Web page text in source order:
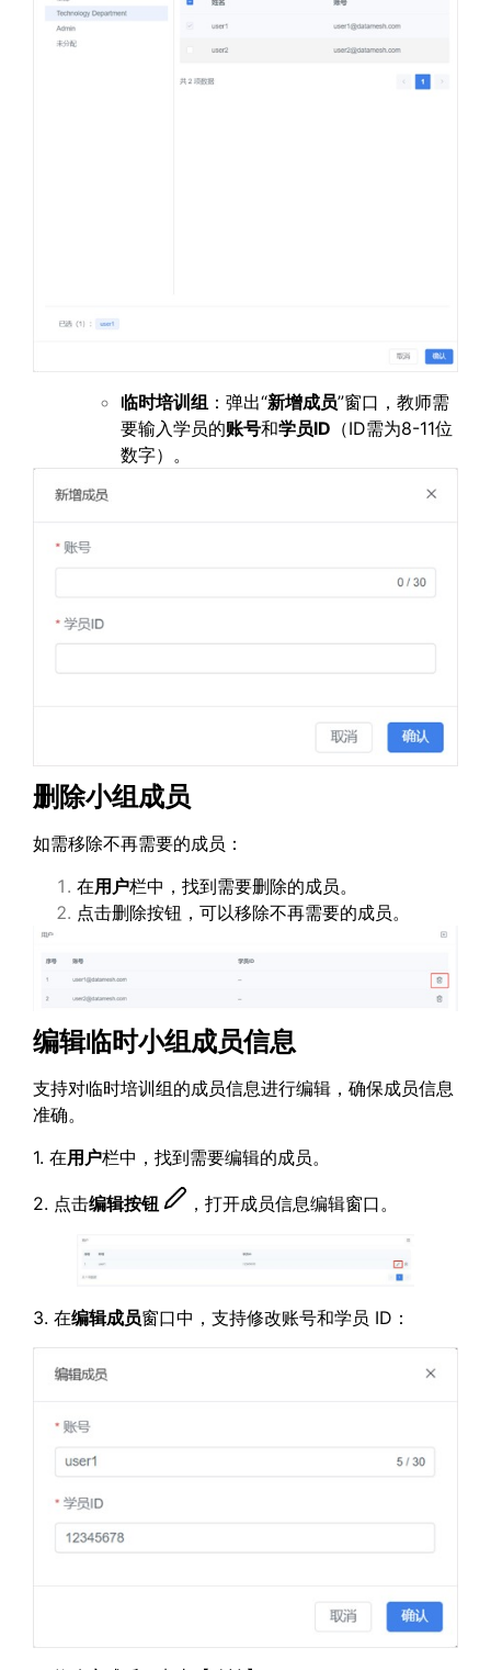
临时培训组 ：弹出“新增成员”窗口，教师需
要输入学员的账号和学员ID （ID需为8-11位
数字）。
删除小组成员
如需移除不再需要的成员：
在用户栏中，找到需要删除的成员。
点击删除按钮，可以移除不再需要的成员。
编辑临时小组成员信息
支持对临时培训组的成员信息进行编辑，确保成员信息
准确。
1. 在用户栏中，找到需要编辑的成员。
2. 点击编辑按钮 ，打开成员信息编辑窗口。
3. 在编辑成员窗口中，支持修改账号和学员 ID：